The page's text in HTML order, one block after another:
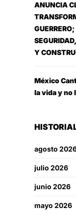
ANUNCIA
Y
México
la vida y no
agosto
julio 2026
junio 2026
mayo 2026